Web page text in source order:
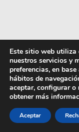
Te voy a ser
ya no.
tenido años y
con
contamos las
Este sitio web utiliza
nuestros servicios y
preferencias, en
hábitos de
aceptar, configurar
obtener más
Aceptar